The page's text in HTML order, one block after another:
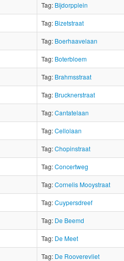
Tag: Bijdorpplein
Tag: Bizetstraat
Tag: Boerhaavelaan
Tag: Boterbloem
Tag: Brahmsstraat
Tag: Brucknerstraat
Tag:Cantatelaan
Tag:Cellolaan
Tag:Chopinstraat
Tag:Concertweg
Tag:Cornelis Mooystraat
Tag:Cuypersdreef
Tag: De Beemd
Tag: De Meet
Tag: De Rooverevliet